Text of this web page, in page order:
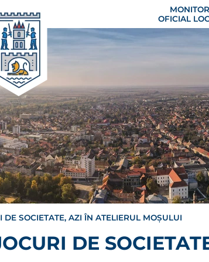
OFICIAL
SOCIETATE, AZI ÎN ATELIERUL MOȘULUI
DE